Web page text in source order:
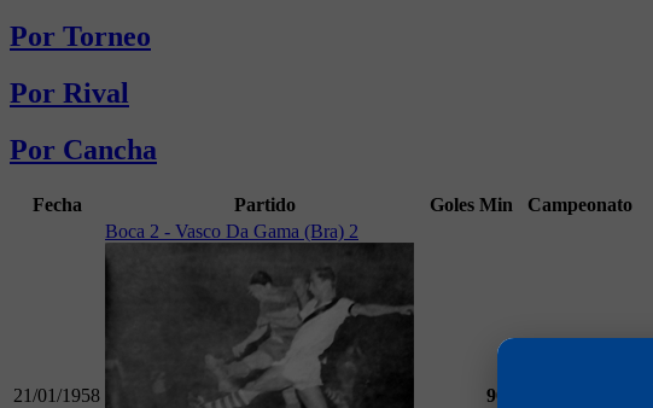
Por Torneo
Por Rival
Por Cancha
Fecha Partido Goles Min Campeonato
21/01/1958
Boca 2 - Vasco Da Gama (Bra) 2
90